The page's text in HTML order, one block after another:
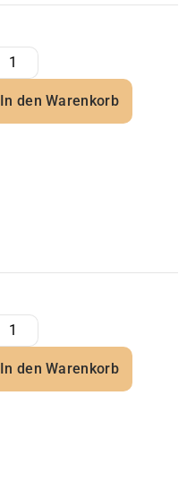
In den Warenkorb
In den Warenkorb